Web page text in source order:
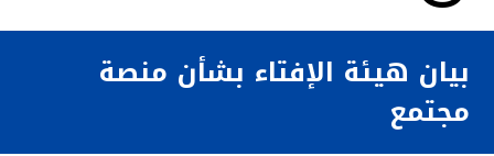
بيان هيئة الإفتاء بشأن منصة
مجتمع